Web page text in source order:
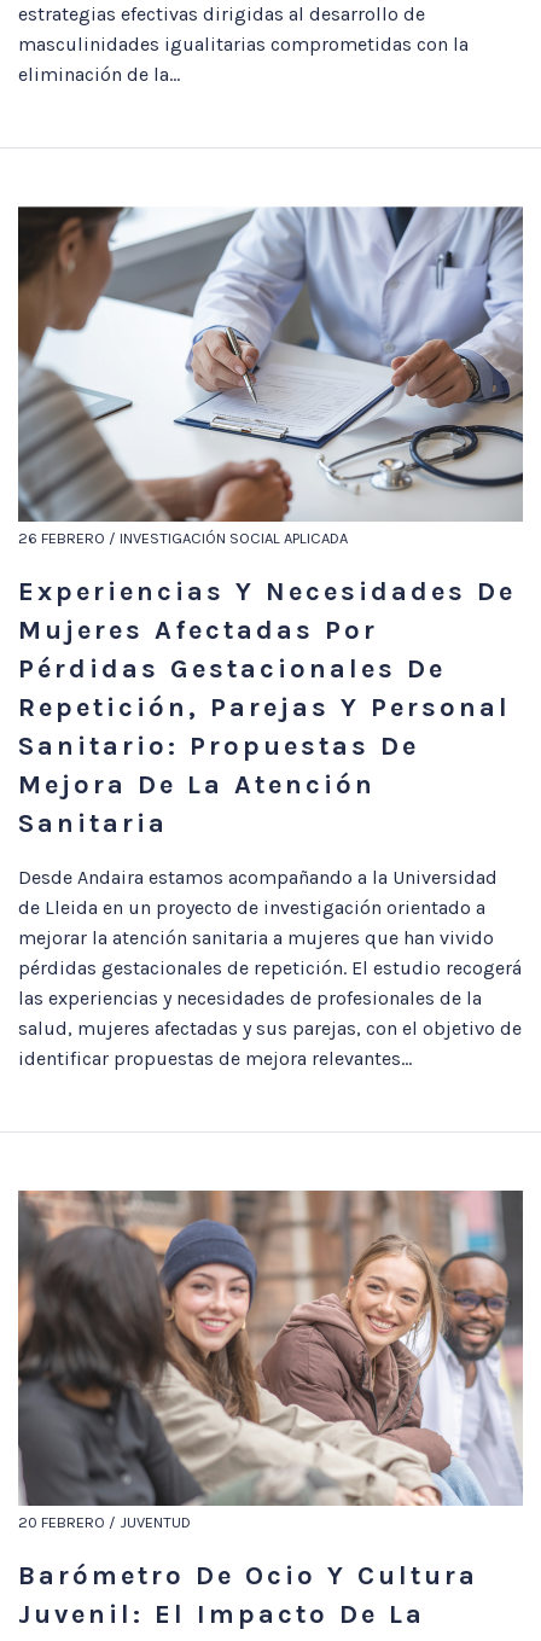
estrategias efectivas dirigidas al desarrollo de
masculinidades igualitarias comprometidas con la
eliminación de la...
26 FEBRERO / INVESTIGACIÓN SOCIAL APLICADA
Experiencias Y Necesidades De
Mujeres Afectadas Por
Pérdidas Gestacionales De
Repetición, Parejas Y Personal
Sanitario: Propuestas De
Mejora De La Atención
Sanitaria
Desde Andaira estamos acompañando a la Universidad
de Lleida en un proyecto de investigación orientado a
mejorar la atención sanitaria a mujeres que han vivido
pérdidas gestacionales de repetición. El estudio recogerá
las experiencias y necesidades de profesionales de la
salud, mujeres afectadas y sus parejas, con el objetivo de
identificar propuestas de mejora relevantes...
20 FEBRERO / JUVENTUD
Barómetro De Ocio Y Cultura
Juvenil: El Impacto De La